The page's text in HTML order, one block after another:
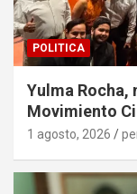
POLITICA
Yulma Rocha,
Movimiento
1 agosto, 2026